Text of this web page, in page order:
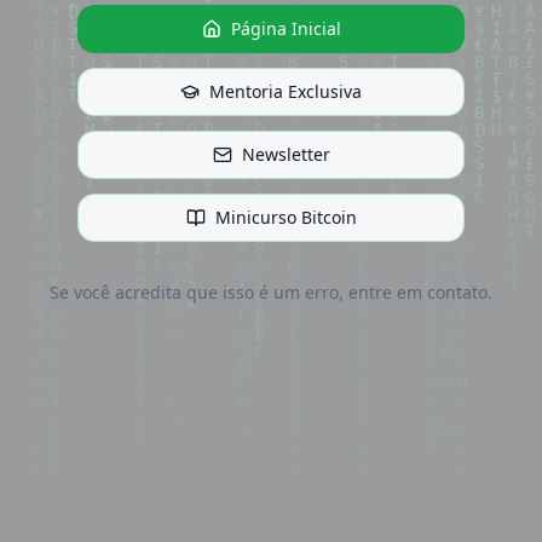
Página Inicial
Mentoria Exclusiva
Newsletter
Minicurso Bitcoin
Se você acredita que isso é um erro, entre em contato.